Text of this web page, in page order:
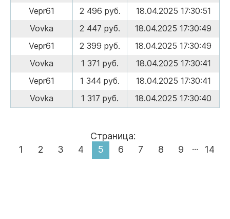
Vepr61
2 496 руб.
18.04.2025 17:30:51
Vovka
2 447 руб.
18.04.2025 17:30:49
Vepr61
2 399 руб.
18.04.2025 17:30:49
Vovka
1 371 руб.
18.04.2025 17:30:41
Vepr61
1 344 руб.
18.04.2025 17:30:41
Vovka
1 317 руб. 18.04.2025 17:30:40
Страница:
1
2 3 4 5 6 7 8 9 ... 14